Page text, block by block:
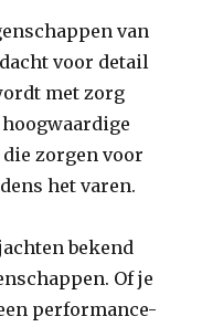
van
voor detail
met zorg
zorgen voor
het varen.
bekend
Of je
performance-